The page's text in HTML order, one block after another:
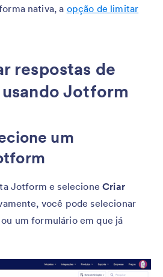
nativa, a opção de limitar
respostas de
Jotform
um
Jotform e selecioneCriar
você pode selecionar
um formulário em que já